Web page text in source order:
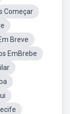
Começar
Breve
EmBrebe